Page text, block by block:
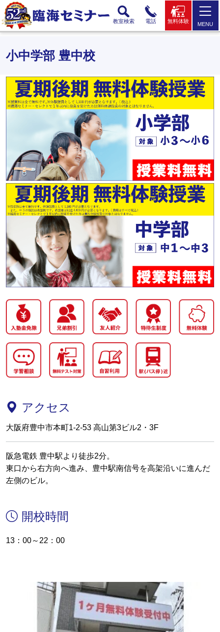
教室検索 電話 無料体験 MENU
小中学部 豊中校
アクセス
大阪府豊中市本町1-2-53 高山第3ビル2・3F
阪急電鉄 豊中駅より徒歩2分。
東口から右方向へ進み、豊中駅南信号を高架沿いに進んだ
左側のビル。
開校時間
13：00～22：00